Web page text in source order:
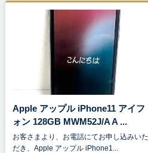
Apple アップル iPhone11 アイフ
ォン 128GB MWM52J/A A ...
お客さまより、お電話にてお申し込みいた
だき、Apple アップル iPhone1...